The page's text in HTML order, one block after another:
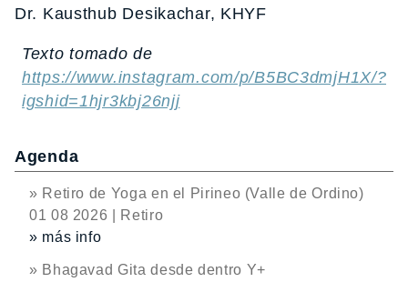
Dr. Kausthub Desikachar, KHYF
Texto tomado de
https://www.instagram.com/p/B5BC3dmjH1X/?
igshid=1hjr3kbj26njj
Agenda
» Retiro de Yoga en el Pirineo (Valle de Ordino)
01 08 2026 | Retiro
» más info
» Bhagavad Gita desde dentro Y+